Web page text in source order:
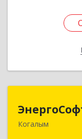
Когалым
628485,